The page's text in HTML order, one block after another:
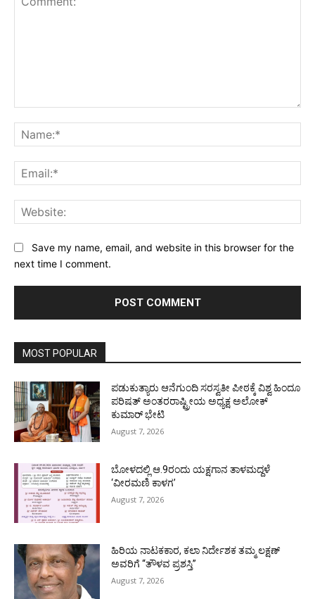
Save my name, email, and website in this browser for the
next time I comment.
MOST POPULAR
ಪಡುಕುತ್ಯಾರು ಆನೆಗುಂದಿ ಸರಸ್ವತೀ ಪೀಠಕ್ಕೆ ವಿಶ್ವ ಹಿಂದೂ
ಪರಿಷತ್ ಅಂತರರಾಷ್ಟ್ರೀಯ ಅಧ್ಯಕ್ಷ ಅಲೋಕ್
ಕುಮಾರ್ ಭೇಟಿ
August 7, 2026
ಬೋಳದಲ್ಲಿ ಆ.9ರಂದು ಯಕ್ಷಗಾನ ತಾಳಮದ್ದಳೆ
‘ವೀರಮಣಿ ಕಾಳಗ’
August 7, 2026
ಹಿರಿಯ ನಾಟಕಕಾರ, ಕಲಾ ನಿರ್ದೇಶಕ ತಮ್ಮ ಲಕ್ಷಣ್
ಅವರಿಗೆ “ತೌಳವ ಪ್ರಶಸ್ತಿ”
August 7, 2026